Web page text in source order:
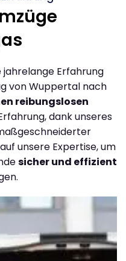
jahrelange Erfahrung
von Wuppertal nach
reibungslosen
dank unseres
unsere Expertise, um
sicher und effizient